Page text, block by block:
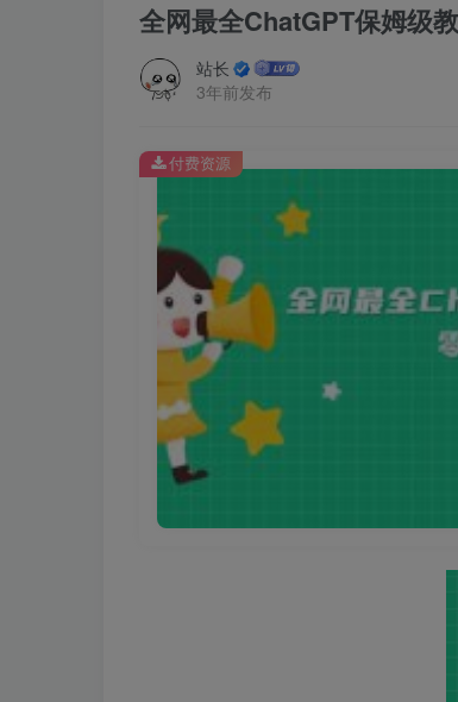
全网最全ChatGPT保姆级
站长
3年前发布
付费资源